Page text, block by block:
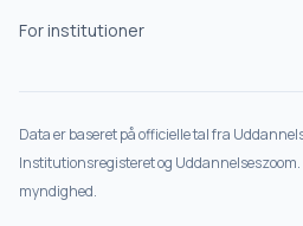
For institutioner
Data er baseret på officielle tal fra
Institutionsregisteret og
myndighed.